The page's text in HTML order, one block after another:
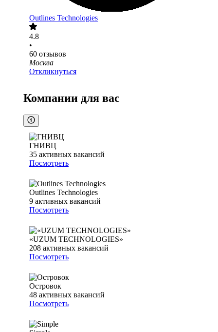
Outlines Technologies
4.8
•
60 отзывов
Москва
Откликнуться
Компании для вас
ГНИВЦ
35 активных вакансий
Посмотреть
Outlines Technologies
9 активных вакансий
Посмотреть
«UZUM TECHNOLOGIES»
208 активных вакансий
Посмотреть
Островок
48 активных вакансий
Посмотреть